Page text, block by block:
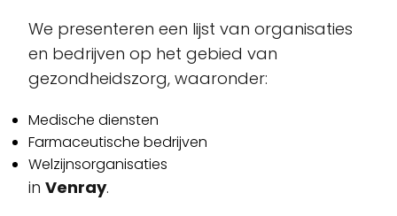
We presenteren een lijst van organisaties
en bedrijven op het gebied van
gezondheidszorg, waaronder:
Medische diensten
Farmaceutische bedrijven
Welzijnsorganisaties
in Venray.